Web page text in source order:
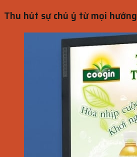
Thu hút sự chú ý từ mọi hướng